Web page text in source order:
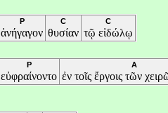
P
ἀνήγαγον
C
θυσίαν
C
τῷ εἰδώλῳ
P
εὐφραίνοντο
A
ἐν τοῖς ἔργοις τῶν